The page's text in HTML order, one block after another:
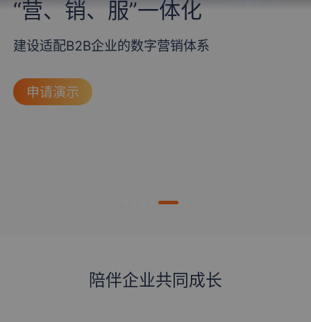
“营、销、服”一体化
建设适配B2B企业的数字营销体系
申请演示
陪伴企业共同成长